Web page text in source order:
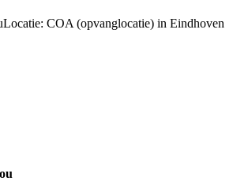
COA (opvanglocatie) in Eindhoven